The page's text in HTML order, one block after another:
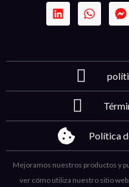
Política
Mejoramos nuestros productos y
ver cómo utiliza nuestro sitio